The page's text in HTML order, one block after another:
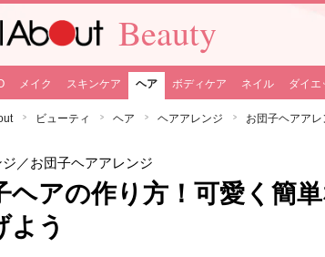
Beauty
メイク スキンケア ヘア ボディケア ネイル ダイエ
ビューティ ヘア ヘアアレンジ お団子ヘアアレ
／お団子ヘアアレンジ
ヘアの作り方！可愛く簡
よう